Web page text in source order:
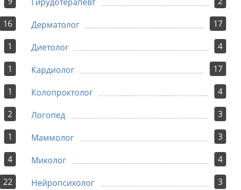
16
17
Дерматолог
1
4
Диетолог
1
17
Кардиолог
1
4
Колопроктолог
2
3
Логопед
1
3
Маммолог
4
4
Миколог
22
3
Нейропсихолог